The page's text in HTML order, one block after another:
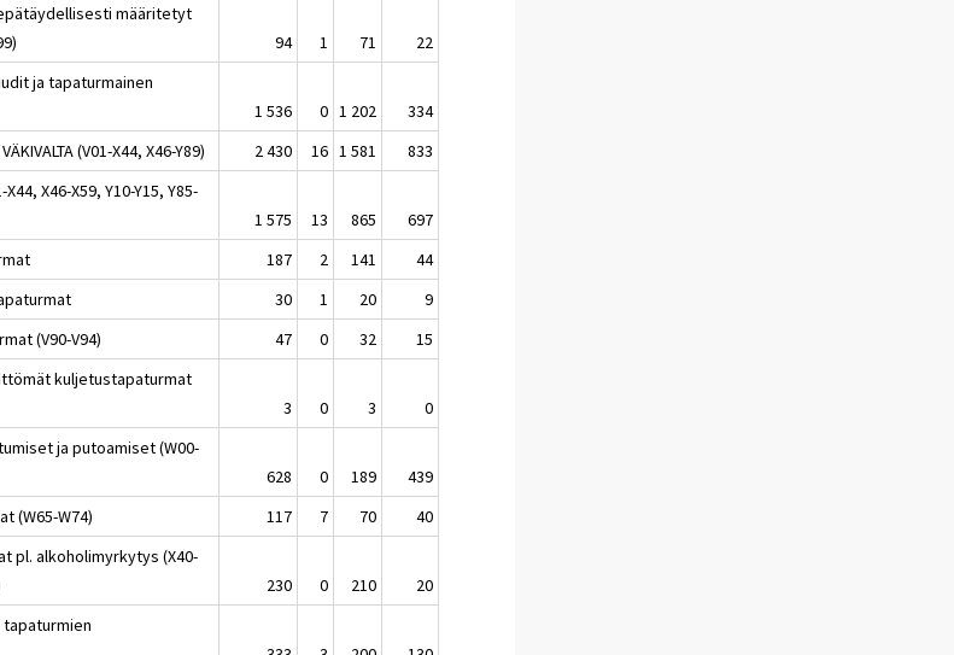
määritetyt
94 1 71
22
ja tapaturmainen
1 536 0 1 202
334
(V01-X44, X46-Y89)
2 430 16 1 581
833
X46-X59, Y10-Y15, Y85-
1 575 13 865
697
187 2 141
44
30 1 20
9
(V90-V94)
47 0 32
15
kuljetustapaturmat
3 0 3
0
ja putoamiset (W00-
628 0 189
439
(W65-W74)
117 7 70
40
pl. alkoholimyrkytys (X40-
230 0 210
20
tapaturmien